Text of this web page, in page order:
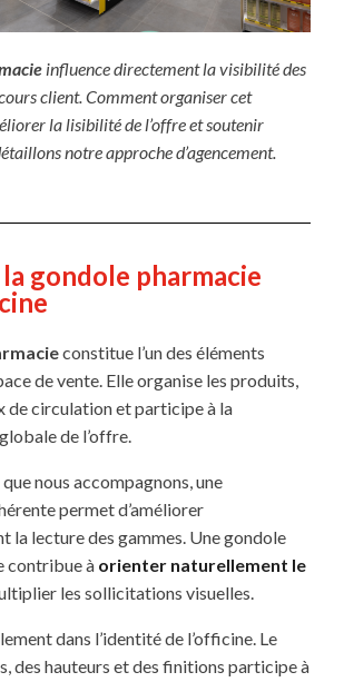
influence directement la visibilité des
client. Comment organiser cet
la lisibilité de l’offre et soutenir
notre approche d’agencement.
gondole pharmacie
constitue l’un des éléments
de vente. Elle organise les produits,
de circulation et participe à la
de l’offre.
nous accompagnons, une
permet d’améliorer
la lecture des gammes. Une gondole
contribue à orienter naturellement le
les sollicitations visuelles.
dans l’identité de l’officine. Le
des hauteurs et des finitions participe à